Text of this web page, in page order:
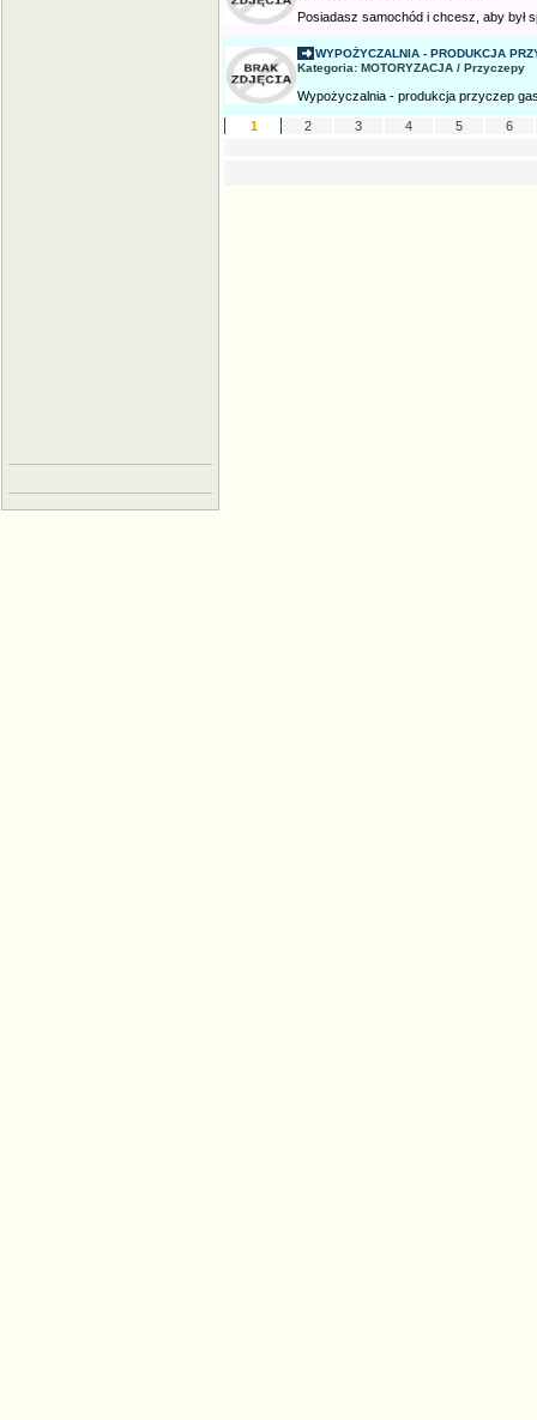
Posiadasz samochód i chcesz, aby był
WYPOŻYCZALNIA - PRODUKCJA
Kategoria: MOTORYZACJA / Przyczepy
Wypożyczalnia - produkcja przyczep
1 2 3 4 5 6